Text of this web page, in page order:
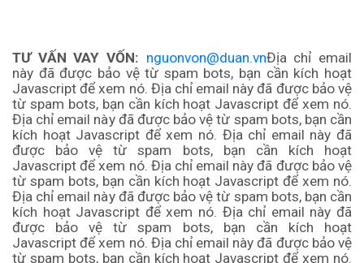
TƯ VẤN VAY VỐN: nguonvon@duan.vnĐịa chỉ email
này đã được bảo vệ từ spam bots, bạn cần kích hoạt
Javascript để xem nó. Địa chỉ email này đã được bảo vệ
từ spam bots, bạn cần kích hoạt Javascript để xem nó.
Địa chỉ email này đã được bảo vệ từ spam bots, bạn cần
kích hoạt Javascript để xem nó. Địa chỉ email này đã
được bảo vệ từ spam bots, bạn cần kích hoạt
Javascript để xem nó. Địa chỉ email này đã được bảo vệ
từ spam bots, bạn cần kích hoạt Javascript để xem nó.
Địa chỉ email này đã được bảo vệ từ spam bots, bạn cần
kích hoạt Javascript để xem nó. Địa chỉ email này đã
được bảo vệ từ spam bots, bạn cần kích hoạt
Javascript để xem nó. Địa chỉ email này đã được bảo vệ
từ spam bots, bạn cần kích hoạt Javascript để xem nó.